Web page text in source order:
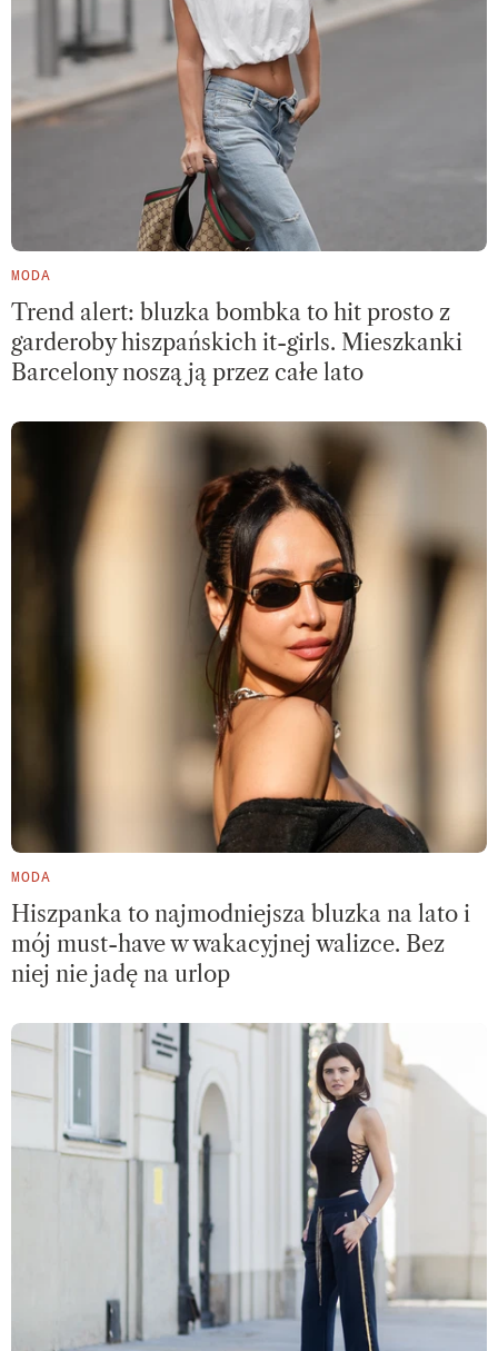
MODA
Trend alert: bluzka bombka to hit prosto z
garderoby hiszpańskich it-girls. Mieszkanki
Barcelony noszą ją przez całe lato
MODA
Hiszpanka to najmodniejsza bluzka na lato i
mój must-have w wakacyjnej walizce. Bez
niej nie jadę na urlop